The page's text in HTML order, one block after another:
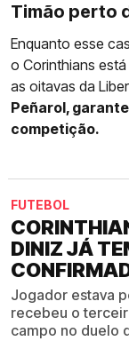
Timão perto
Enquanto esse
o Corinthians
as oitavas da
Peñarol,
competição.
FUTEBOL
DINIZ JÁ
Jogador estava
recebeu o
campo no duelo